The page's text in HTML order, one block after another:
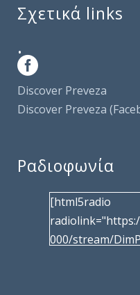
Σχετικά links
.
Discover Preveza
Discover Preveza
Ραδιοφωνία
[html5radio
000/stream/